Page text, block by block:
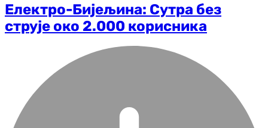
Електро-Бијељина: Сутра без
струје око 2.000 корисника